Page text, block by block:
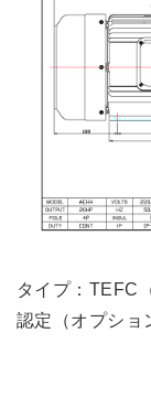
タイプ：TEFC
認定（オプショ